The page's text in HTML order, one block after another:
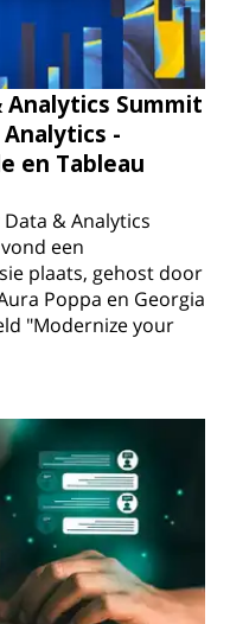
Analytics Summit
-
en Tableau
& Analytics
een
plaats, gehost door
Poppa en Georgia
"Modernize your